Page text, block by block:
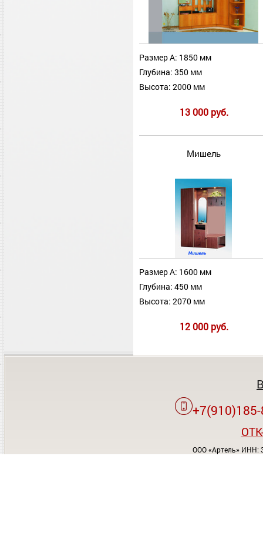
Размер А: 1850 мм
Глубина: 350 мм
Высота: 2000 мм
13 000 руб.
Мишель
Размер А: 1600 мм
Глубина: 450 мм
Высота: 2070 мм
12 000 руб.
ООО «Артель» ИНН: